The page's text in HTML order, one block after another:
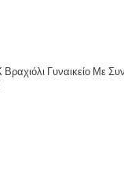
Γυναικείο Με